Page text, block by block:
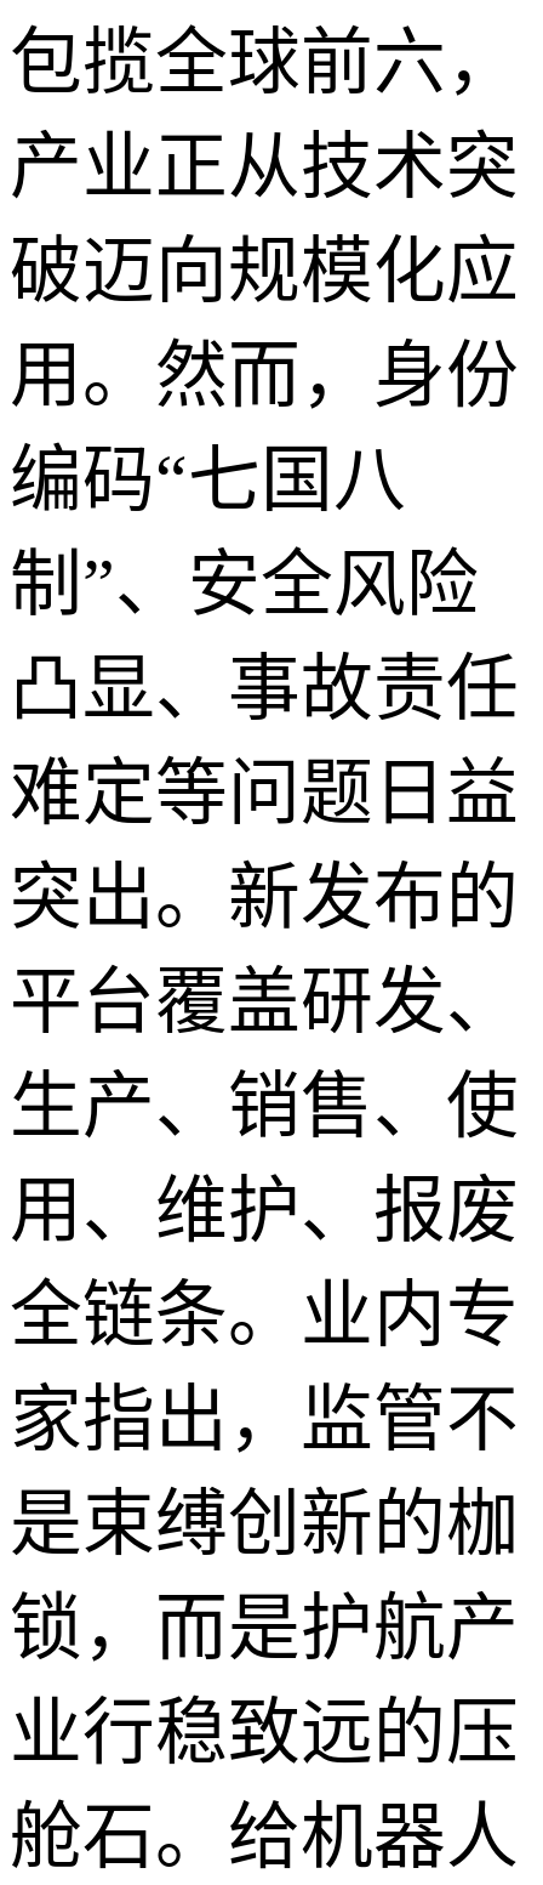
包揽全球前六，
产业正从技术突
破迈向规模化应
用。然而，身份
编码“七国八
制”、安全风险
凸显、事故责任
难定等问题日益
突出。新发布的
平台覆盖研发、
生产、销售、使
用、维护、报废
全链条。业内专
家指出，监管不
是束缚创新的枷
锁，而是护航产
业行稳致远的压
舱石。给机器人